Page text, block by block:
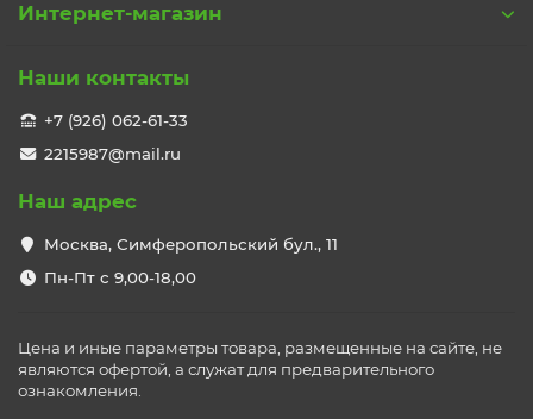
Интернет-магазин
Наши контакты
+7 (926) 062-61-33
2215987@mail.ru
Наш адрес
Москва, Симферопольский бул., 11
Пн-Пт с 9,00-18,00
Цена и иные параметры товара, размещенные на сайте, не
являются офертой, а служат для предварительного
ознакомления.